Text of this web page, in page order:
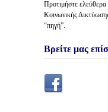
Προτιμήστε
Κοινωνικής
“πηγή”.
Βρείτε μας